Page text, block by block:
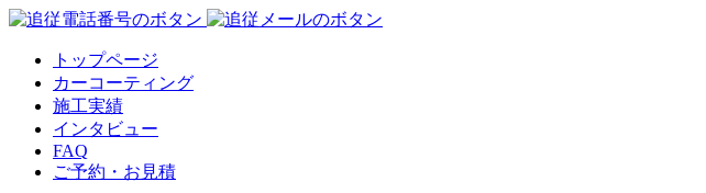
トップページ
カーコーティング
施工実績
インタビュー
FAQ
ご予約・お見積